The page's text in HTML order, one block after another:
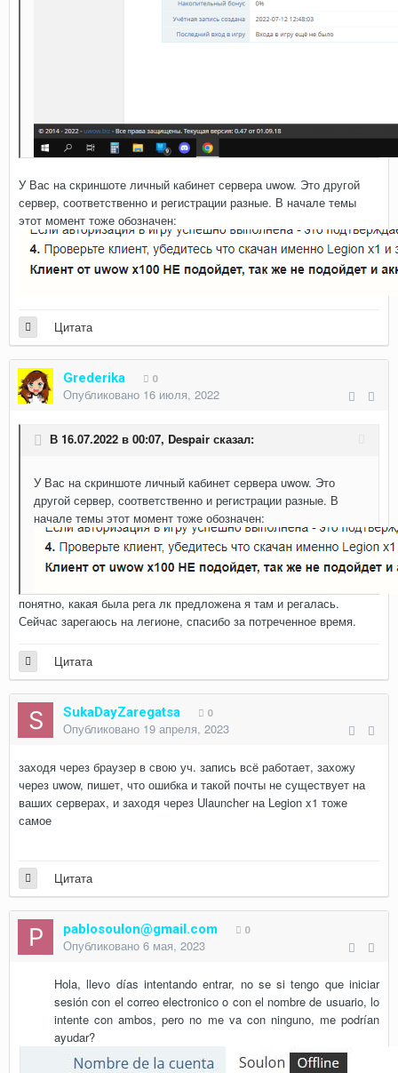
У Вас на скриншоте личный кабинет сервера uwow. Это другой
сервер, соответственно и регистрации разные. В начале темы
этот момент тоже обозначен:
Цитата
Grederika 0
Опубликовано 16 июля, 2022
В 16.07.2022 в 00:07, Despair сказал:
У Вас на скриншоте личный кабинет сервера uwow. Это
другой сервер, соответственно и регистрации разные. В
начале темы этот момент тоже обозначен:
понятно, какая была рега лк предложена я там и регалась.
Сейчас зарегаюсь на легионе, спасибо за потреченное время.
Цитата
SukaDayZaregatsa 0
Опубликовано 19 апреля, 2023
заходя через браузер в свою уч. запись всё работает, захожу
через uwow, пишет, что ошибка и такой почты не существует на
ваших серверах, и заходя через Ulauncher на Legion x1 тоже
самое
Цитата
pablosoulon@gmail.com 0
Опубликовано 6 мая, 2023
Hola, llevo días intentando entrar, no se si tengo que iniciar
sesión con el correo electronico o con el nombre de usuario, lo
intente con ambos, pero no me va con ninguno, me podrían
ayudar?